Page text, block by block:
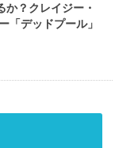
か？クレイジー・
「デッドプール」